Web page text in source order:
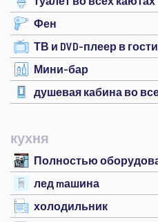
Фен
ТВ и DVD-плеер в
Мини-бар
душевая кабина во
кухня
Полностью
лед mашина
холодильник